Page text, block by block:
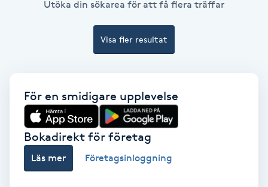
Ansiktsbehandling djuprengörande
Balayage
Bambumassage
Barber
Utöka din sökarea för att få flera träffar
Visa fler resultat
För en smidigare upplevelse
Bokadirekt för företag
Läs mer Företagsinloggning